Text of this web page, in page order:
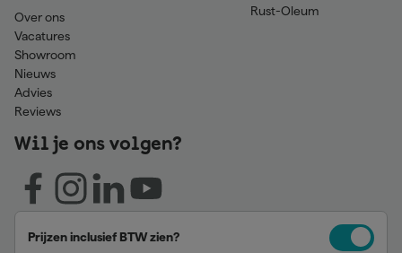
Over ons
Vacatures
Showroom
Nieuws
Advies
Reviews
Rust-Oleum
Wil je ons volgen?
Prijzen inclusief BTW zien?